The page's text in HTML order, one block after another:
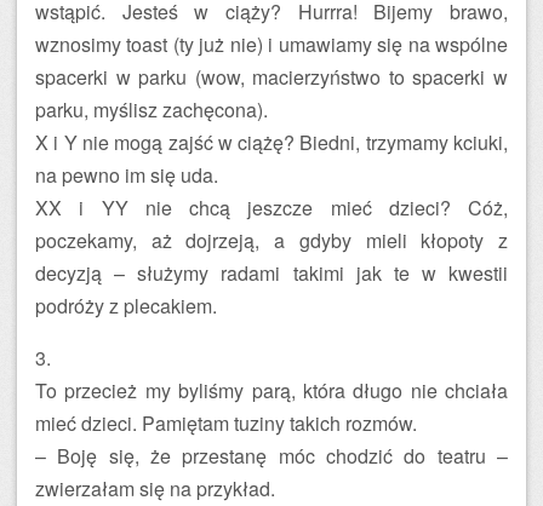
wstąpić. Jesteś w ciąży? Hurrra! Bijemy brawo,
wznosimy toast (ty już nie) i umawiamy się na wspólne
spacerki w parku (wow, macierzyństwo to spacerki w
parku, myślisz zachęcona).
X i Y nie mogą zajść w ciążę? Biedni, trzymamy kciuki,
na pewno im się uda.
XX i YY nie chcą jeszcze mieć dzieci? Cóż,
poczekamy, aż dojrzeją, a gdyby mieli kłopoty z
decyzją – służymy radami takimi jak te w kwestii
podróży z plecakiem.
3.
To przecież my byliśmy parą, która długo nie chciała
mieć dzieci. Pamiętam tuziny takich rozmów.
– Boję się, że przestanę móc chodzić do teatru –
zwierzałam się na przykład.